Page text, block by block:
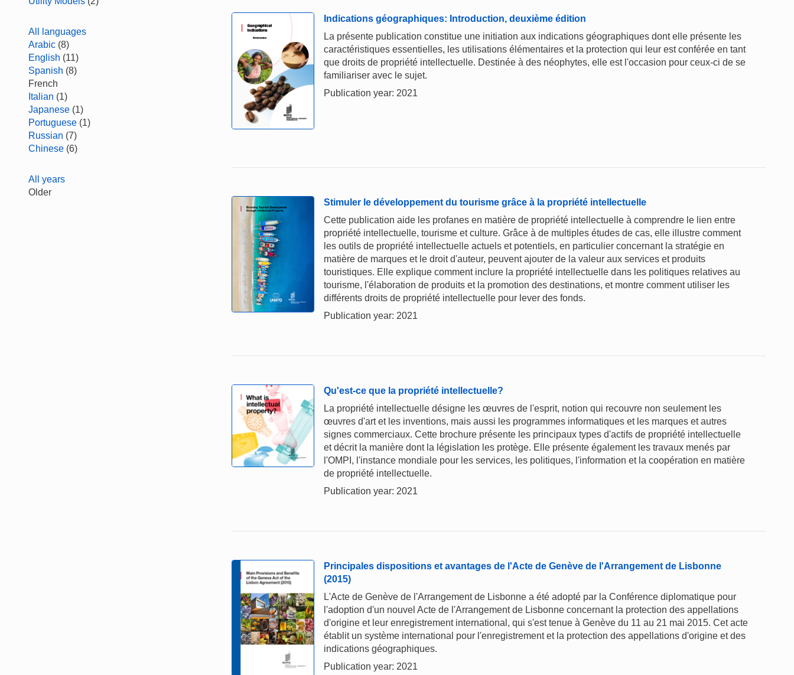
All languages
Arabic (8)
English (11)
Spanish (8)
French
Italian (1)
Japanese (1)
Portuguese (1)
Russian (7)
Chinese (6)
All years
Older
Indications géographiques: Introduction, deuxième édition
La présente publication constitue une initiation aux indications géographiques dont elle présente les
caractéristiques essentielles, les utilisations élémentaires et la protection qui leur est conférée en tant
que droits de propriété intellectuelle. Destinée à des néophytes, elle est l'occasion pour ceux-ci de se
familiariser avec le sujet.
Publication year: 2021
Stimuler le développement du tourisme grâce à la propriété intellectuelle
Cette publication aide les profanes en matière de propriété intellectuelle à comprendre le lien entre
propriété intellectuelle, tourisme et culture. Grâce à de multiples études de cas, elle illustre comment
les outils de propriété intellectuelle actuels et potentiels, en particulier concernant la stratégie en
matière de marques et le droit d'auteur, peuvent ajouter de la valeur aux services et produits
touristiques. Elle explique comment inclure la propriété intellectuelle dans les politiques relatives au
tourisme, l'élaboration de produits et la promotion des destinations, et montre comment utiliser les
différents droits de propriété intellectuelle pour lever des fonds.
Publication year: 2021
Qu'est-ce que la propriété intellectuelle?
La propriété intellectuelle désigne les œuvres de l'esprit, notion qui recouvre non seulement les
œuvres d'art et les inventions, mais aussi les programmes informatiques et les marques et autres
signes commerciaux. Cette brochure présente les principaux types d'actifs de propriété intellectuelle
et décrit la manière dont la législation les protège. Elle présente également les travaux menés par
l'OMPI, l'instance mondiale pour les services, les politiques, l'information et la coopération en matière
de propriété intellectuelle.
Publication year: 2021
Principales dispositions et avantages de l'Acte de Genève de l'Arrangement de Lisbonne
(2015)
L'Acte de Genève de l'Arrangement de Lisbonne a été adopté par la Conférence diplomatique pour
l'adoption d'un nouvel Acte de l'Arrangement de Lisbonne concernant la protection des appellations
d'origine et leur enregistrement international, qui s'est tenue à Genève du 11 au 21 mai 2015. Cet acte
établit un système international pour l'enregistrement et la protection des appellations d'origine et des
indications géographiques.
Publication year: 2021